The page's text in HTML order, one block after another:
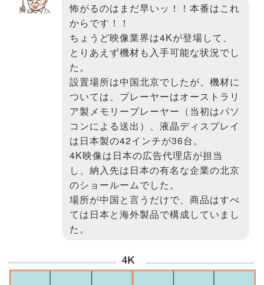
怖がるのはまだ早いッ！！本番はこれ
からです！！
ちょうど映像業界は4Kが登場して、
とりあえず機材も入手可能な状況でし
た。
設置場所は中国北京でしたが、機材に
ついては、プレーヤーはオーストラリ
ア製メモリープレーヤー（当初はパソ
コンによる送出）、液晶ディスプレイ
は日本製の42インチが36台。
4K映像は日本の広告代理店が担当
し、納入先は日本の有名な企業の北京
のショールームでした。
場所が中国と言うだけで、商品はすべ
ては日本と海外製品で構成していまし
た。